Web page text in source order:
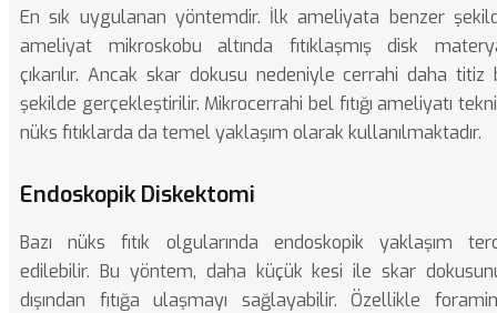
En sık uygulanan yöntemdir. İlk ameliyata benzer
ameliyat mikroskobu altında fıtıklaşmış disk
çıkarılır. Ancak skar dokusu nedeniyle cerrahi daha titiz
şekilde gerçekleştirilir. Mikrocerrahi bel fıtığı ameliyatı
nüks fıtıklarda da temel yaklaşım olarak kullanılmaktadır.
Endoskopik Diskektomi
Bazı nüks fıtık olgularında endoskopik yaklaşım
edilebilir. Bu yöntem, daha küçük kesi ile skar
dışından fıtığa ulaşmayı sağlayabilir. Özellikle